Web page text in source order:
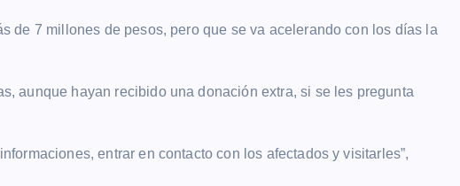
de 7 millones de pesos, pero que se va acelerando con los días la
aunque hayan recibido una donación extra, si se les pregunta
entrar en contacto con los afectados y visitarles”,